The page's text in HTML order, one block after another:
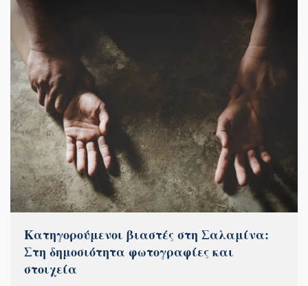
Κατηγορούμενοι βιαστές στη Σαλαμίνα:
Στη δημοσιότητα φωτογραφίες και
στοιχεία